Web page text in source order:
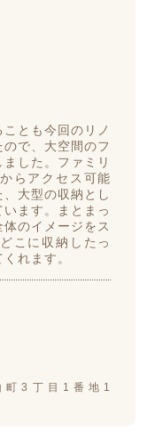
とも今回のリノ
で、大空間のフ
した。ファミリ
らアクセス可能
大型の収納とし
ます。まとまっ
のイメージをス
こに収納したっ
れます。
町3丁目1番地1